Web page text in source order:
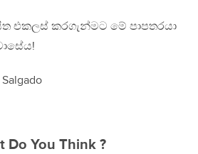
එකලස් කරගැන්මට මේ පාපතරයා
Do You Think ?